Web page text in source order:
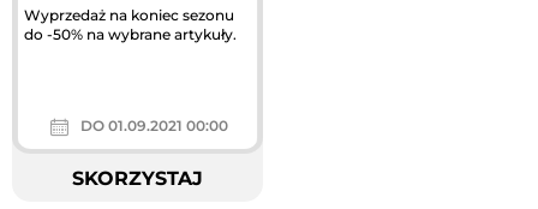
Wyprzedaż na koniec sezonu
do -50% na wybrane artykuły.
DO 01.09.2021 00:00
SKORZYSTAJ